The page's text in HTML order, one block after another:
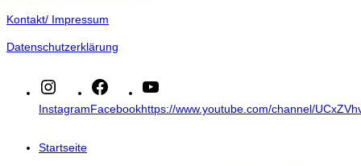
Kontakt/ Impressum
Datenschutzerklärung
InstagramFacebookhttps://www.youtube.com/channel/
Startseite